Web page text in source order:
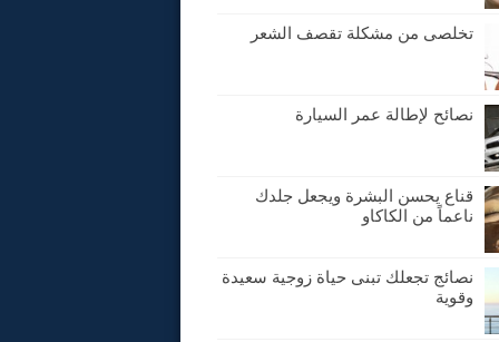
تخلصى من مشكلة تقصف الشعر
نصائح لإطالة عمر السيارة
قناع يحسن البشرة ويجعل جلدك
ناعماً من الكاكاو
نصائج تجعلك تبنى حياة زوجية سعيدة
وقوية